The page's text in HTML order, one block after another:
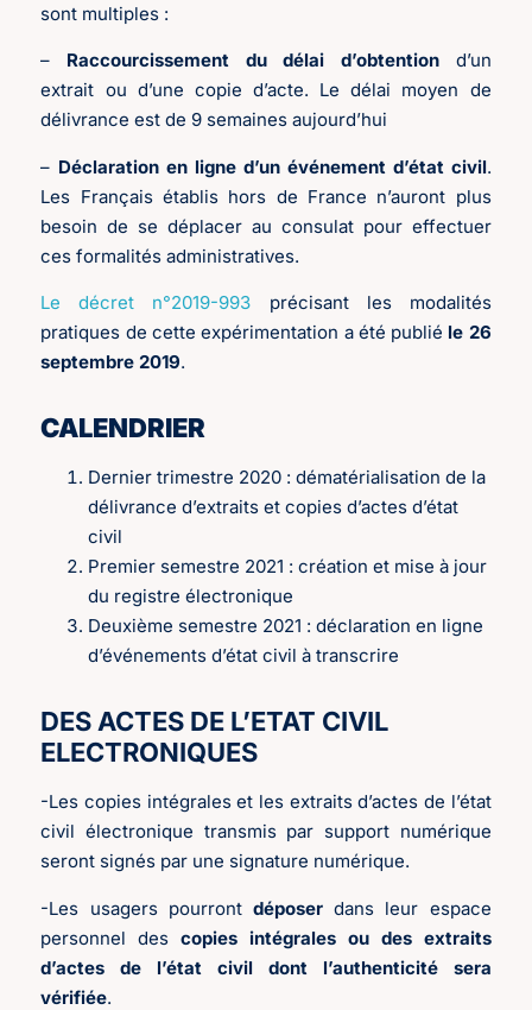
sont multiples :
– Raccourcissement du délai d’obtentiond’un
extrait ou d’une copie d’acte. Le délai moyen de
délivrance est de 9 semaines aujourd’hui
– Déclaration en ligne d’un événement d’état civil.
Les Français établis hors de France n’auront plus
besoin de se déplacer au consulat pour effectuer
ces formalités administratives.
Le décret n°2019-993 précisant les modalités
pratiques de cette expérimentation a été publié le 26
septembre 2019.
CALENDRIER
Dernier trimestre 2020 : dématérialisation de la
délivrance d’extraits et copies d’actes d’état
civil
Premier semestre 2021 : création et mise à jour
du registre électronique
Deuxième semestre 2021 : déclaration en ligne
d’événements d’état civil à transcrire
DES ACTES DE L’ETAT CIVIL
ELECTRONIQUES
-Les copies intégrales et les extraits d’actes de l’état
civil électronique transmis par support numérique
seront signés par une signature numérique.
-Les usagers pourront déposerdans leur espace
personnel descopies intégrales ou des extraits
d’actes de l’état civil dont l’authenticité sera
vérifiée.